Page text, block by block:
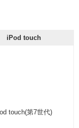
iPod touch
touch(第7世代)